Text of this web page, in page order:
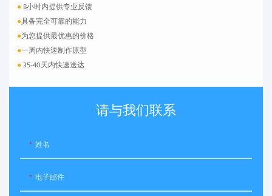
●8小时内提供专业反馈
●具备完全可靠的能力
●为您提供最优惠的价格
●一周内快速制作原型
●35-40天内快速送达
请与我们联系
姓名
电子邮件